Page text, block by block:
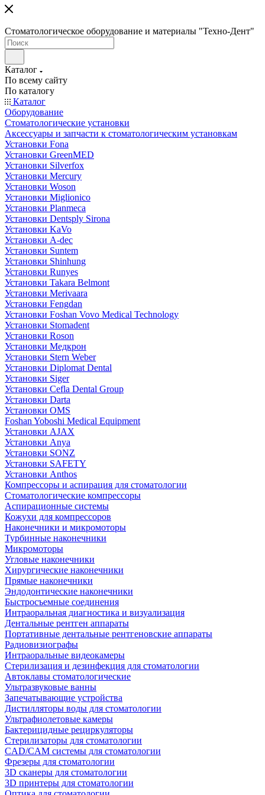
Стоматологическое оборудование и материалы "Техно-Дент"
Каталог
По всему сайту
По каталогу
Каталог
Оборудование
Стоматологические установки
Аксессуары и запчасти к стоматологическим установкам
Установки Fona
Установки GreenMED
Установки Silverfox
Установки Mercury
Установки Woson
Установки Miglionico
Установки Planmeca
Установки Dentsply Sirona
Установки KaVo
Установки A-dec
Установки Suntem
Установки Shinhung
Установки Runyes
Установки Takara Belmont
Установки Merivaara
Установки Fengdan
Установки Foshan Vovo Medical Technology
Установки Stomadent
Установки Roson
Установки Медкрон
Установки Stern Weber
Установки Diplomat Dental
Установки Siger
Установки Cefla Dental Group
Установки Darta
Установки OMS
Foshan Yoboshi Medical Equipment
Установки AJAX
Установки Anya
Установки SONZ
Установки SAFETY
Установки Anthos
Компрессоры и аспирация для стоматологии
Стоматологические компрессоры
Аспирационные системы
Кожухи для компрессоров
Наконечники и микромоторы
Турбинные наконечники
Микромоторы
Угловые наконечники
Хирургические наконечники
Прямые наконечники
Эндодонтические наконечники
Быстросъемные соединения
Интраоральная диагностика и визуализация
Дентальные рентген аппараты
Портативные дентальные рентгеновские аппараты
Радиовизиографы
Интраоральные видеокамеры
Стерилизация и дезинфекция для стоматологии
Автоклавы стоматологические
Ультразвуковые ванны
Запечатывающие устройства
Дистилляторы воды для стоматологии
Ультрафиолетовые камеры
Бактерицидные рециркуляторы
Стерилизаторы для стоматологии
CAD/CAM системы для стоматологии
Фрезеры для стоматологии
3D cканеры для стоматологии
3D принтеры для стоматологии